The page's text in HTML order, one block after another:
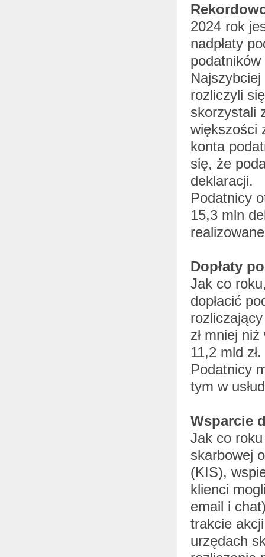
2024 rok
nadpłaty
rozliczyli
skorzystali
większości
konta
się, że
deklaracji.
Podatnicy
15,3 mln
Dopłaty
Jak co
dopłacić
zł mniej
11,2 mld zł.
Podatnicy
tym w
Wsparcie
Jak co
skarbowej
(KIS),
klienci
email i
trakcie
urzędach